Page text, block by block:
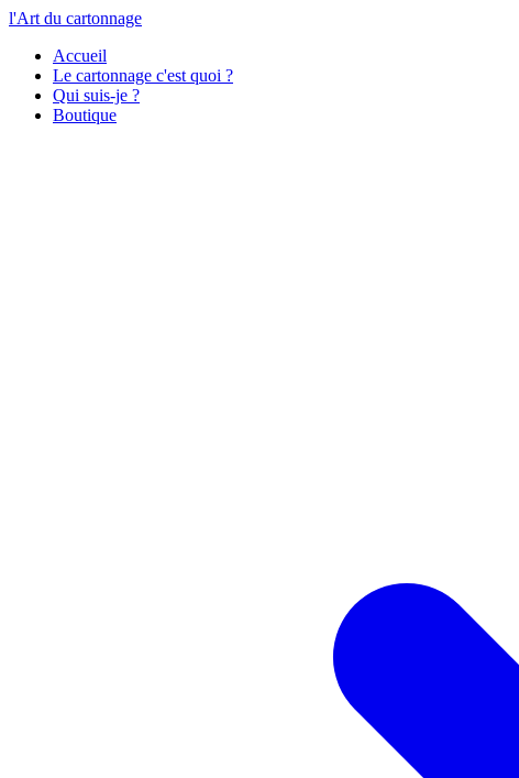
l'Art du cartonnage
Accueil
Le cartonnage c'est quoi ?
Qui suis-je ?
Boutique